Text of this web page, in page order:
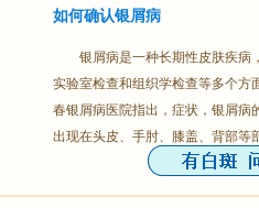
如何确认银屑病
银屑病是一种长期性皮肤疾病
实验室检查和组织学检查等多个方
春银屑病医院指出，症状，银屑病
出现在头皮、手肘、膝盖、背部